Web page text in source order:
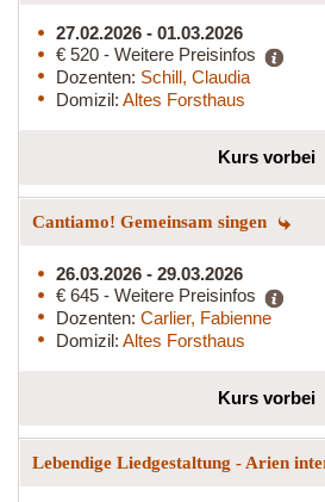
27.02.2026 - 01.03.2026
€ 520 - Weitere Preisinfos
Dozenten: Schill, Claudia
Domizil: Altes Forsthaus
Kurs vorbei
Cantiamo! Gemeinsam singen
26.03.2026 - 29.03.2026
€ 645 - Weitere Preisinfos
Dozenten: Carlier, Fabienne
Domizil: Altes Forsthaus
Kurs vorbei
Lebendige Liedgestaltung - Arien